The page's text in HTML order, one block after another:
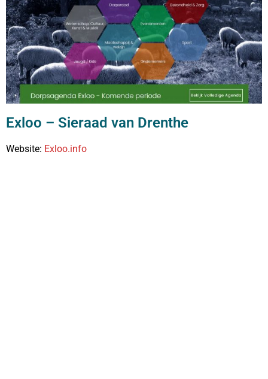
Exloo – Sieraad van Drenthe
Website: Exloo.info